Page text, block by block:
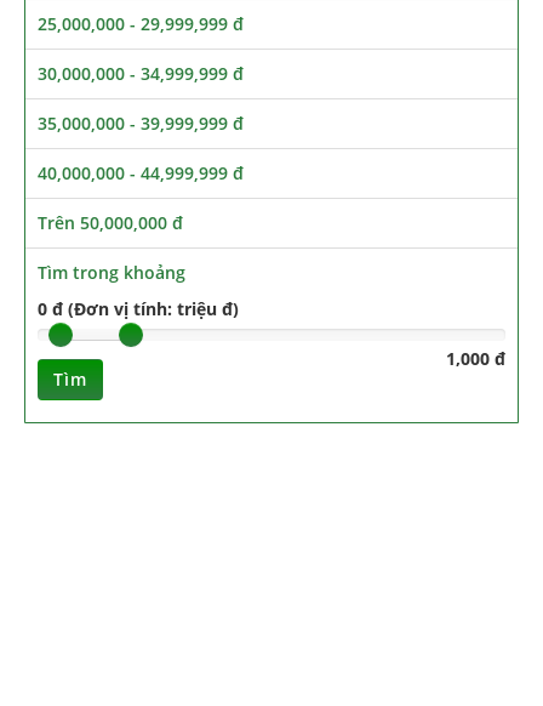
25,000,000 - 29,999,999 đ
30,000,000 - 34,999,999 đ
35,000,000 - 39,999,999 đ
40,000,000 - 44,999,999 đ
Trên 50,000,000 đ
Tìm trong khoảng
0 đ (Đơn vị tính: triệu đ)
1,000 đ
Tìm